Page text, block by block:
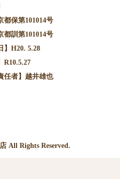
保第101014号
訓第101014号
】H20. 5.28
R10.5.27
任者】越井雄也
All Rights Reserved.